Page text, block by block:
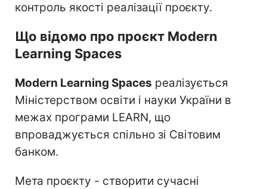
контроль якості реалізації проєкту.
Що відомо про проєкт Modern
Learning Spaces
Modern Learning Spaces реалізується
Міністерством освіти і науки України в
межах програми LEARN, що
впроваджується спільно зі Світовим
банком.
Мета проєкту - створити сучасні